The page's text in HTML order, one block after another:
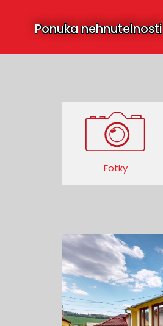
Ponuka nehnutelnosti
Fotky